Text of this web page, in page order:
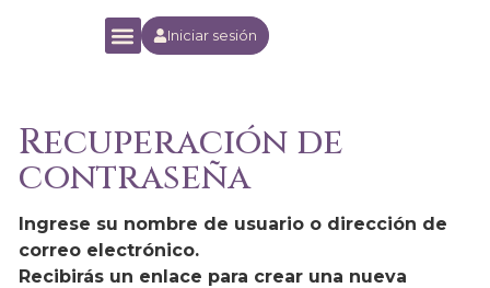
Iniciar sesión
Recuperación de
contraseña
Ingrese su nombre de usuario o dirección de
correo electrónico.
Recibirás un enlace para crear una nueva